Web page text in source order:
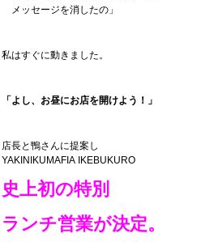
メッセージを消したの」
私はすぐに動きました。
「よし、お昼にお店を開けよう！」
店長と鴨さんに提案し
YAKINIKUMAFIA IKEBUKURO
史上初の特別
ランチ営業が決定。